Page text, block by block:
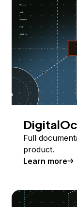
Full
product.
Learn more